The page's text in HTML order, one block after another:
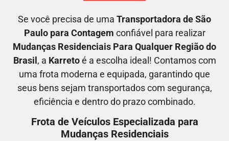
Se você precisa de uma Transportadora de São
Paulo para Contagem confiável para realizar
Mudanças Residenciais Para Qualquer Região do
Brasil , a Karretoé a escolha ideal! Contamos com
uma frota moderna e equipada, garantindo que
seus bens sejam transportados com segurança,
eficiência e dentro do prazo combinado.
Frota de Veículos Especializada para
Mudanças Residenciais